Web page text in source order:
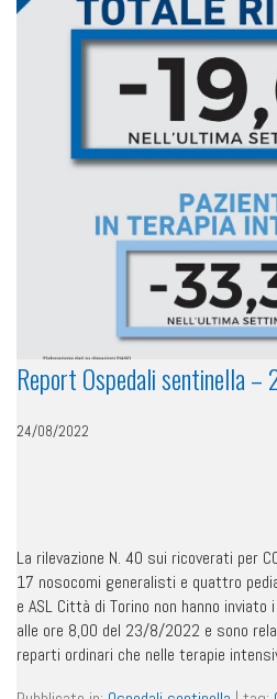
Report Ospedali sentinella
24/08/2022
La rilevazione N. 40 sui ricoverati per
17 nosocomi generalisti e quattro
e ASL Città di Torino non hanno
alle ore 8,00 del 23/8/2022 e sono
reparti ordinari che nelle terapie